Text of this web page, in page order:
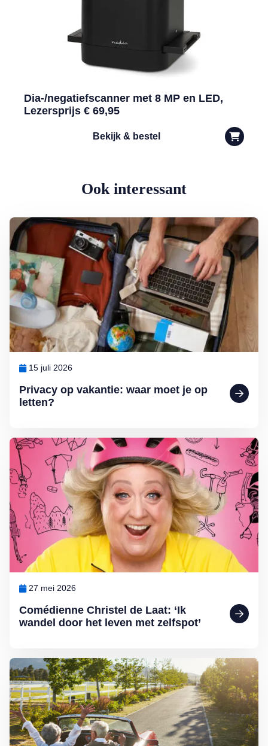
Dia-/negatiefscanner met 8 MP en LED,
Lezersprijs € 69,95
Bekijk & bestel
Ook interessant
Privacy op vakantie: waar moet je op
letten?
15 juli 2026
Lees meer over Privacy op vakantie: waar moet je op letten?
Comédienne Christel de Laat: ‘Ik
wandel door het leven met zelfspot’
27 mei 2026
Lees meer over Comédienne Christel de Laat: ‘Ik wandel door het
Lees meer over Oproep: vertel uw verhaal over vakantie en